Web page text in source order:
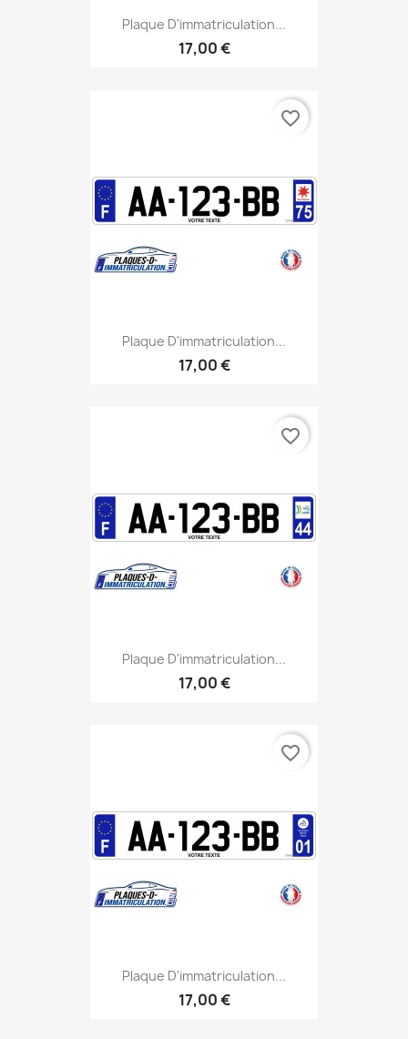
Plaque D'immatriculation...
17,00 €
Plaque D'immatriculation...
17,00 €
favorite_border
Plaque D'immatriculation...
17,00 €
favorite_border
Plaque D'immatriculation...
17,00 €
favorite_border